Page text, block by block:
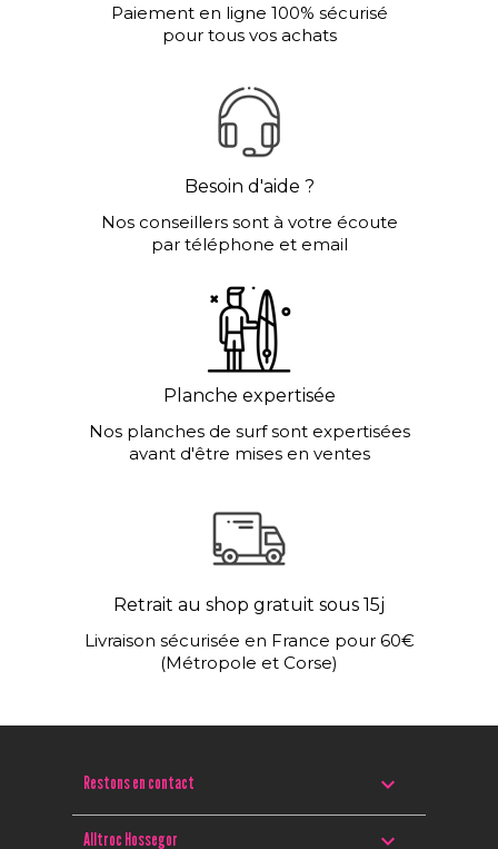
Paiement en ligne 100% sécurisé
pour tous vos achats
Besoin d'aide ?
Nos conseillers sont à votre écoute
par téléphone et email
Planche expertisée
Nos planches de surf sont expertisées
avant d'être mises en ventes
Retrait au shop gratuit sous 15j
Livraison sécurisée en France pour 60€
(Métropole et Corse)
Restons en contact 
Alltroc Hossegor 